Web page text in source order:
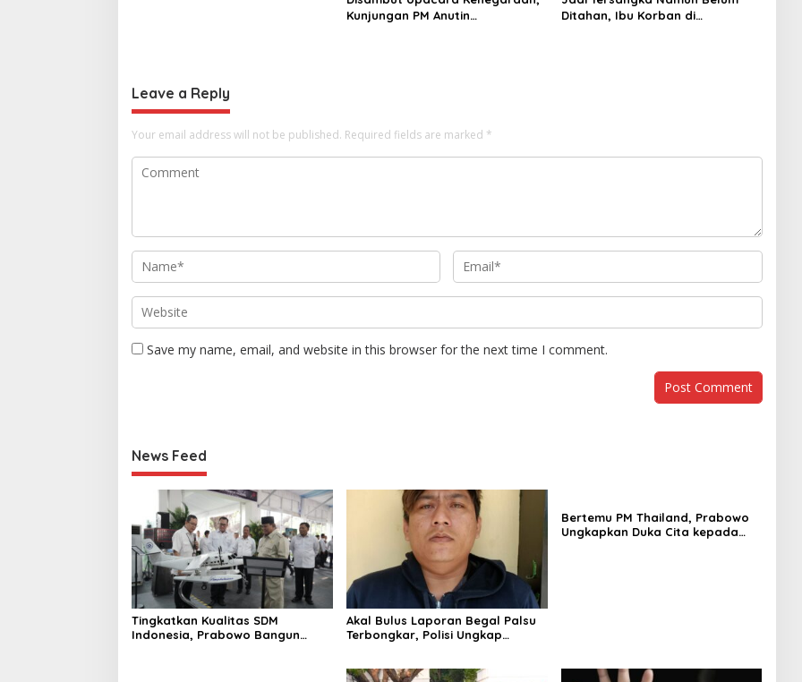
Kunjungan PM Anutin
Ditahan, Ibu Korban di
Leave a Reply
Your email address will not be published. Required fields are marked *
Save my name, email, and website in this browser for the next time I comment.
News Feed
Tingkatkan Kualitas SDM
Indonesia, Prabowo Bangun
Akal Bulus Laporan Begal Palsu
Terbongkar, Polisi Ungkap
Bertemu PM Thailand, Prabowo
Ungkapkan Duka Cita kepada